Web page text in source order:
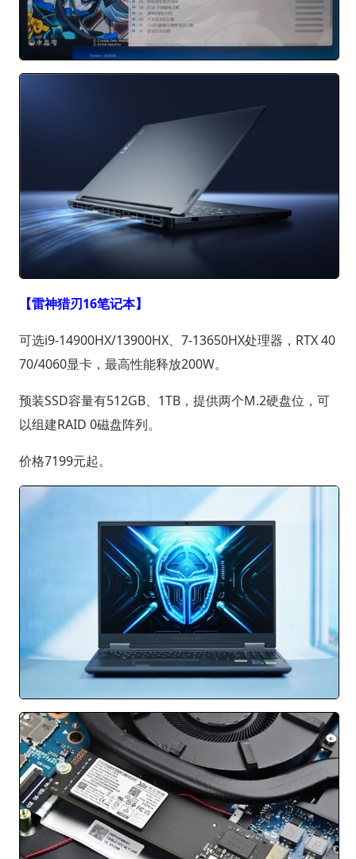
【雷神猎刃16笔记本】
可选i9-14900HX/13900HX、7-13650HX处理器，RTX 40
70/4060显卡，最高性能释放200W。
预装SSD容量有512GB、1TB，提供两个M.2硬盘位，可
以组建RAID 0磁盘阵列。
价格7199元起。